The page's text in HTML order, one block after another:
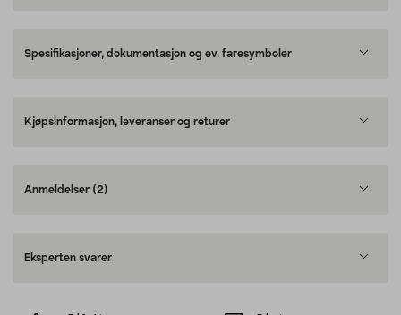
Spesifikasjoner, dokumentasjon og ev. faresymboler
Kjøpsinformasjon, leveranser og returer
Anmeldelser (2)
Eksperten svarer